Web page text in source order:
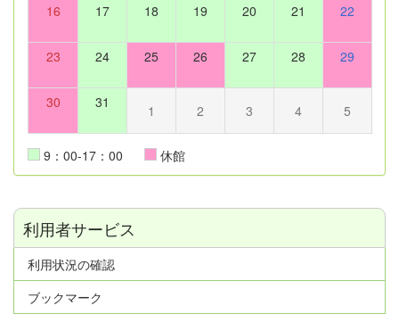
16 17 18 19 20 21 22
23 24 25 26 27 28 29
30 31 1 2 3 4 5
9：00-17：00 休館
利用者サービス
利用状況の確認
ブックマーク